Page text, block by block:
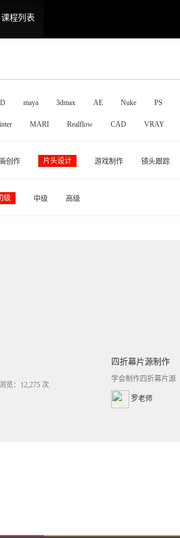
课程列表
maya 3dmax AE Nuke PS
MARI Realflow CAD VRAY
创作 片头设计 游戏制作 镜头跟踪
级 中级 高级
览：12,275 次
四折幕片源制作
学会制作四折幕片源
罗老师